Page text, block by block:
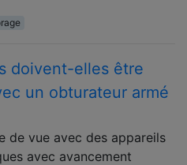
doivent-elles être
un obturateur armé
de vue avec des appareils
avec avancement